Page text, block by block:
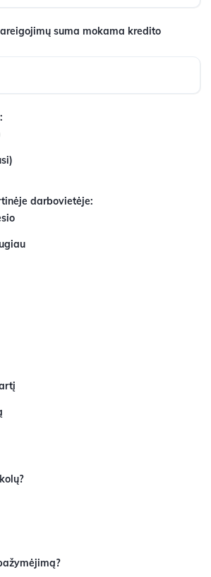
suma mokama kredito
darbovietėje: